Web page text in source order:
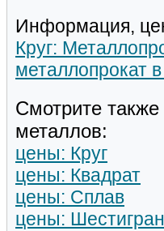
Информация,
Круг:
металлопрокат
Смотрите
металлов:
цены: Круг
цены: Квадрат
цены: Сплав
цены: